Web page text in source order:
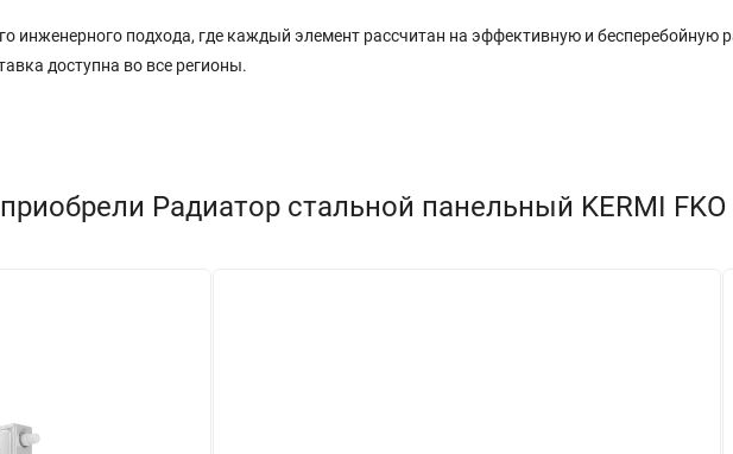
инженерного подхода, где каждый элемент рассчитан на эффективную и
доступна во все регионы.
Радиатор стальной панельный KERMI